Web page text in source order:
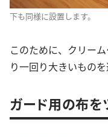
下も同様に設置します。
このために、クリー
り一回り大きいものを
ガード用の布